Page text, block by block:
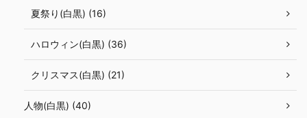
夏祭り(白黒) (16)
ハロウィン(白黒) (36)
クリスマス(白黒) (21)
人物(白黒) (40)